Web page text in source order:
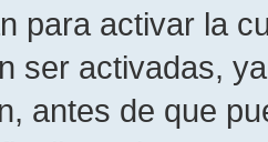
para activar la
ser activadas,
antes de que